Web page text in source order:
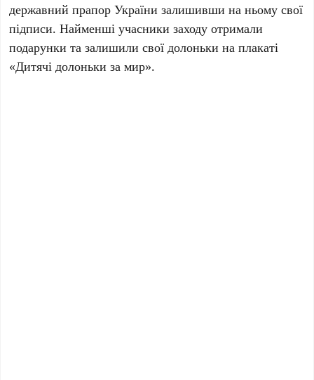
державний прапор України залишивши на ньому свої
підписи. Найменші учасники заходу отримали
подарунки та залишили свої долоньки на плакаті
«Дитячі долоньки за мир».